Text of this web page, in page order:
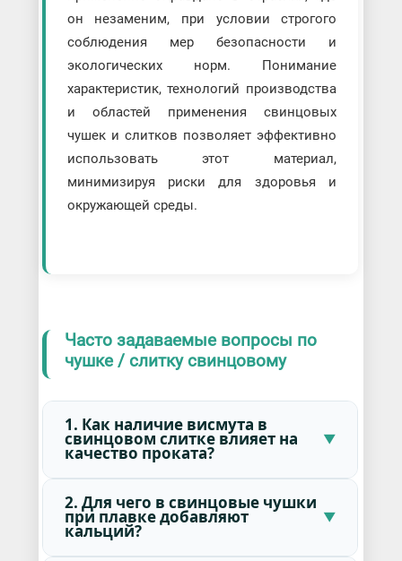
он незаменим, при условии строгого
соблюдения мер безопасности и
экологических норм. Понимание
характеристик, технологий производства
и областей применения свинцовых
чушек и слитков позволяет эффективно
использовать этот материал,
минимизируя риски для здоровья и
окружающей среды.
Часто задаваемые вопросы по
чушке / слитку свинцовому
1. Как наличие висмута в
свинцовом слитке влияет на
качество проката?
2. Для чего в свинцовые чушки
при плавке добавляют
кальций?